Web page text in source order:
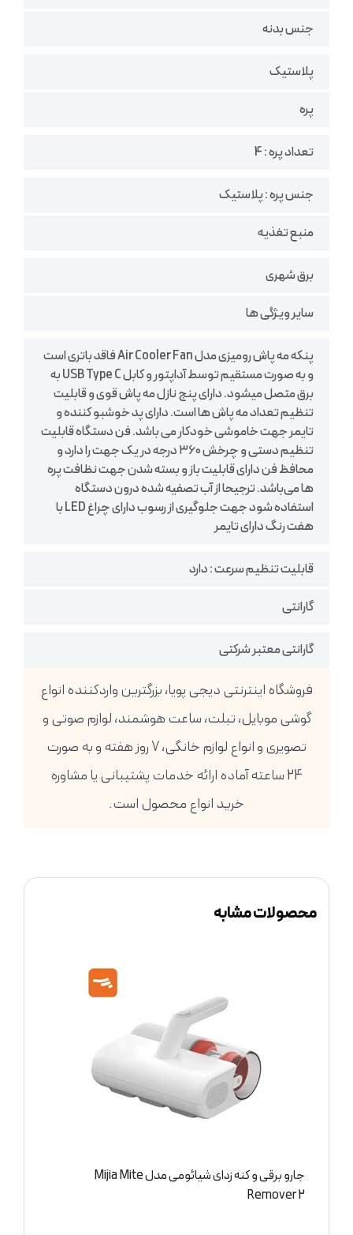
جنس بدنه
پلاستیک
پره
تعداد پره : 4
جنس پره : پلاستیک
منبع تغذیه
برق شهری
سایر ویژگی ها
پنکه مه پاش رومیزی مدل Air Cooler Fan فاقد باتری است
و به صورت مستقیم توسط آداپتور و کابل USB Type C به
برق متصل میشود. دارای پنج نازل مه پاش قوی و قابلیت
تنظیم تعداد مه پاش ها است. دارای پد خوشبو کننده و
تایمر جهت خاموشی خودکار می باشد. فن دستگاه قابلیت
تنظیم دستی و چرخش ۳۶۰ درجه در یک جهت را دارد و
محافظ فن دارای قابلیت باز و بسته شدن جهت نظافت پره
ها می‌باشد. ترجیحا از آب تصفیه شده درون دستگاه
استفاده شود جهت جلوگیری از رسوب دارای چراغ LED با
هفت رنگ دارای تایمر
قابلیت تنظیم سرعت : دارد
گارانتی
گارانتی معتبر شرکتی
فروشگاه اینترنتی دیجی پویا، بزرگترین واردکننده انواع
گوشی موبایل، تبلت، ساعت هوشمند، لوازم صوتی و
تصویری و انواع لوازم خانگی، 7 روز هفته و به صورت
24 ساعته آماده ارائه خدمات پشتیبانی یا مشاوره
خرید انواع محصول است.
محصولات مشابه
چراغ قوه شیائومی مدل Lite QWSDT001